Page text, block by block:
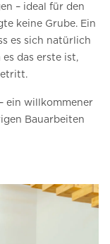
– ideal für den
keine Grube. Ein
es sich natürlich
das erste ist,
ein willkommener
Bauarbeiten